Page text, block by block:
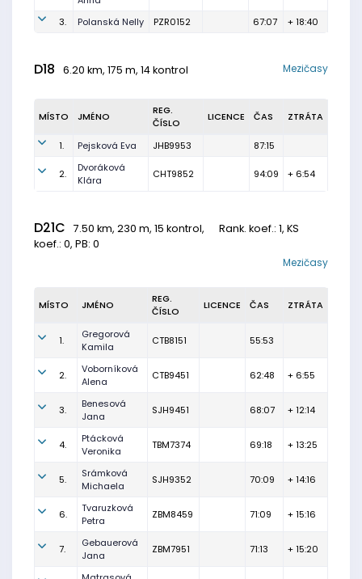
3. Polanská Nelly PZR0152 67:07 + 18:40
D18 6.20 km, 175 m, 14 kontrol Mezičasy
MÍSTO JMÉNO
REG.
ČÍSLO
LICENCE ČAS ZTRÁTA
1. Pejsková Eva JHB9953 87:15
2.
Dvoráková
Klára
CHT9852 94:09 + 6:54
D21C 7.50 km, 230 m, 15 kontrol, Rank. koef.: 1, KS
koef.: 0, PB: 0
Mezičasy
MÍSTO JMÉNO
REG.
ČÍSLO
LICENCE ČAS ZTRÁTA
1.
Gregorová
Kamila
CTB8151 55:53
2.
Voborníková
Alena
CTB9451 62:48 + 6:55
3.
Benesová
Jana
SJH9451 68:07 + 12:14
4.
Ptácková
Veronika
TBM7374 69:18 + 13:25
5.
Srámková
Michaela
SJH9352 70:09 + 14:16
6.
Tvaruzková
Petra
ZBM8459 71:09 + 15:16
7.
Gebauerová
Jana
ZBM7951 71:13 + 15:20